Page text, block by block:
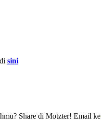
sini
Share di Motzter! Email ke